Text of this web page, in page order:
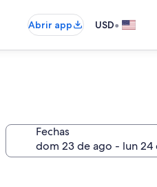
Abrir app USD•
Fechas